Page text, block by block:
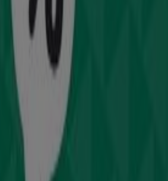
— Καταστήματα, τηλέφωνα και
των Παιδιά &
Καλλιθέα